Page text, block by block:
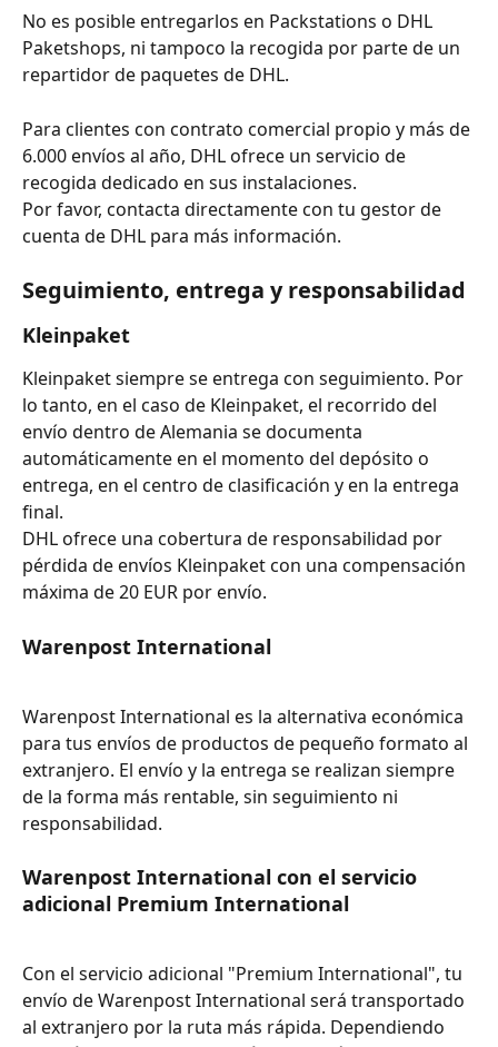
No es posible entregarlos en Packstations o DHL
Paketshops, ni tampoco la recogida por parte de un
repartidor de paquetes de DHL.
Para clientes con contrato comercial propio y más de
6.000 envíos al año, DHL ofrece un servicio de
recogida dedicado en sus instalaciones.
Por favor, contacta directamente con tu gestor de
cuenta de DHL para más información.
Seguimiento, entrega y responsabilidad
Kleinpaket
Kleinpaket siempre se entrega con seguimiento. Por
lo tanto, en el caso de Kleinpaket, el recorrido del
envío dentro de Alemania se documenta
automáticamente en el momento del depósito o
entrega, en el centro de clasificación y en la entrega
final.
DHL ofrece una cobertura de responsabilidad por
pérdida de envíos Kleinpaket con una compensación
máxima de 20 EUR por envío.
Warenpost International
Warenpost International es la alternativa económica
para tus envíos de productos de pequeño formato al
extranjero. El envío y la entrega se realizan siempre
de la forma más rentable, sin seguimiento ni
responsabilidad.
Warenpost International con el servicio
adicional Premium International
Con el servicio adicional "Premium International", tu
envío de Warenpost International será transportado
al extranjero por la ruta más rápida. Dependiendo